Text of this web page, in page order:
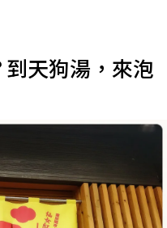
天狗湯，來泡